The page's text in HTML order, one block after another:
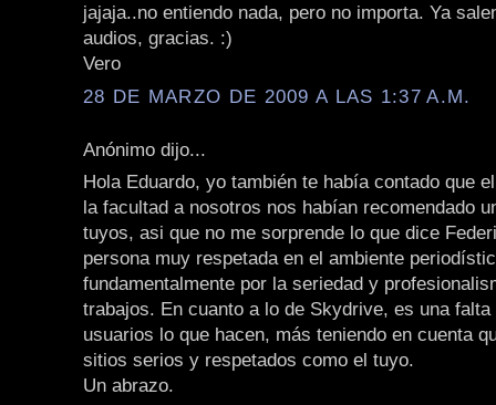
jajaja..no entiendo nada, pero no importa. Ya
audios, gracias. :)
Vero
28 DE MARZO DE 2009 A LAS 1:37 A.M.
Anónimo dijo...
Hola Eduardo, yo también te había contado que
la facultad a nosotros nos habían recomendado
tuyos, asi que no me sorprende lo que dice
persona muy respetada en el ambiente
fundamentalmente por la seriedad y
trabajos. En cuanto a lo de Skydrive, es una
usuarios lo que hacen, más teniendo en cuenta
sitios serios y respetados como el tuyo.
Un abrazo.